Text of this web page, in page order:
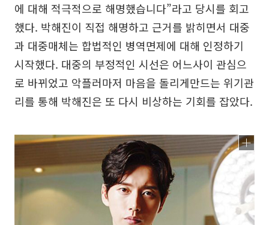
에 대해 적극적으로 해명했습니다”라고 당시를 회고
했다. 박해진이 직접 해명하고 근거를 밝히면서 대중
과 대중매체는 합법적인 병역면제에 대해 인정하기
시작했다. 대중의 부정적인 시선은 어느사이 관심으
로 바뀌었고 악플러마저 마음을 돌리게만드는 위기관
리를 통해 박해진은 또 다시 비상하는 기회를 잡았다.